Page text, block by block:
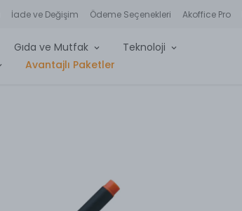
İade ve Değişim Ödeme Seçenekleri Akoffice Pro
Gıda ve Mutfak
Teknoloji
Avantajlı Paketler